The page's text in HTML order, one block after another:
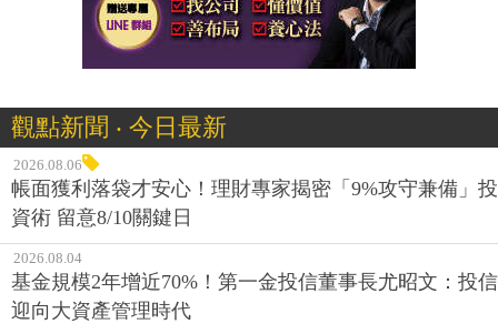
觀點新聞 ‧ 今日最新
2026.08.06
帳面獲利落袋才安心！理財專家揭密「9%攻守兼備」投
資術 留意8/10關鍵日
2026.08.04
基金規模2年增近70%！第一金投信董事長尤昭文：投信
迎向大資產管理時代